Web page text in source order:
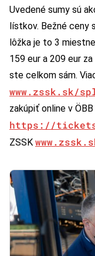
Uvedené sumy sú
lístkov. Bežné ceny
lôžka je to 3
159 eur a 209 eur
ste celkom sám.
www.zssk.sk/
zakúpiť online v
https://
ZSSK